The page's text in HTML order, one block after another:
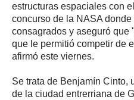
estructuras espaciales con
concurso de la NASA
consagrados y aseguró que
que le permitió competir de
afirmó este viernes.
Se trata de Benjamín Cinto,
de la ciudad entrerriana de